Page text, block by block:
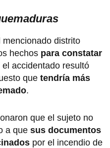
distrito
hechos para constatar
accidentado resultó
que tendría más
.
que el sujeto no
a que sus documentos
por el incendio de